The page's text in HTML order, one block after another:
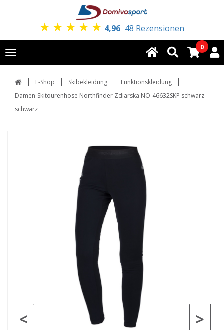
★ ★ ★ ★ ★ 4,96 48 Rezensionen
Toggle
navigation
0
E-Shop Skibekleidung
Funktionskleidung
Damen-Skitourenhose Northfinder Zdiarska NO-46632SKP schwarz
schwarz
>
<